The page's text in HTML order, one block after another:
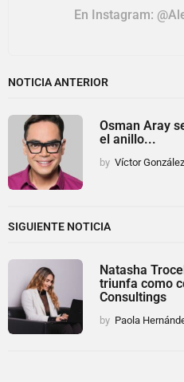
En Instagram:
NOTICIA ANTERIOR
Osman Aray
el anillo...
by Víctor González
SIGUIENTE NOTICIA
Natasha
triunfa como
Consultings
by Paola